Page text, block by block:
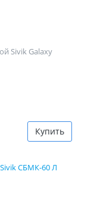
Sivik Galaxy
Купить